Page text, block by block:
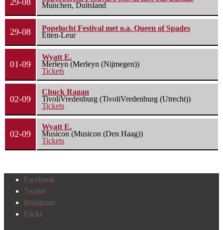
29-08
Munchen, Duitsland
29-08
Popelucht Festival met o.a. Queen of Spades
Etten-Leur
01-09
Wyatt E.
Merleyn (Merleyn (Nijmegen))
Tickets
02-09
Chuck Ragan
TivoliVredenburg (TivoliVredenburg (Utrecht))
Tickets
02-09
Wyatt E.
Musicon (Musicon (Den Haag))
Tickets
Facebook
Twitter
Instagram
Flickr